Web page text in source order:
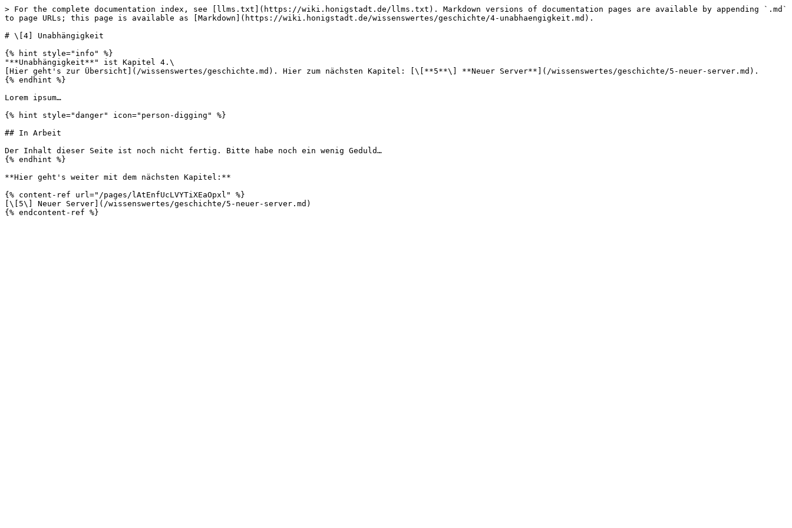
> For the complete documentation index, see [llms.txt](https://wiki.honigstadt.de/llms.txt). Markdown versions of documentation pages are available by appending `.md`
to page URLs; this page is available as [Markdown](https://wiki.honigstadt.de/wissenswertes/geschichte/4-unabhaengigkeit.md).
# \[4] Unabhängigkeit
{% hint style="info" %}
"**Unabhängigkeit**" ist Kapitel 4.\
[Hier geht's zur Übersicht](/wissenswertes/geschichte.md). Hier zum nächsten Kapitel: [\[**5**\] **Neuer Server**](/wissenswertes/geschichte/5-neuer-server.md).
{% endhint %}
Lorem ipsum…
{% hint style="danger" icon="person-digging" %}
## In Arbeit
Der Inhalt dieser Seite ist noch nicht fertig. Bitte habe noch ein wenig Geduld…
{% endhint %}
**Hier geht's weiter mit dem nächsten Kapitel:**
{% content-ref url="/pages/lAtEnfUcLVYTiXEaOpxl" %}
[\[5\] Neuer Server](/wissenswertes/geschichte/5-neuer-server.md)